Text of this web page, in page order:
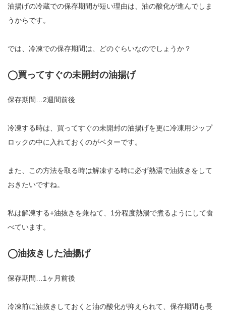
油揚げの冷蔵での保存期間が短い理由は、油の酸化が進んでしま
うからです。
では、冷凍での保存期間は、どのぐらいなのでしょうか？
◯買ってすぐの未開封の油揚げ
保存期間…2週間前後
冷凍する時は、買ってすぐの未開封の油揚げを更に冷凍用ジップ
ロックの中に入れておくのがベターです。
また、この方法を取る時は解凍する時に必ず熱湯で油抜きをして
おきたいですね。
私は解凍する+油抜きを兼ねて、1分程度熱湯で煮るようにして食
べています。
◯油抜きした油揚げ
保存期間…1ヶ月前後
冷凍前に油抜きしておくと油の酸化が抑えられて、保存期間も長